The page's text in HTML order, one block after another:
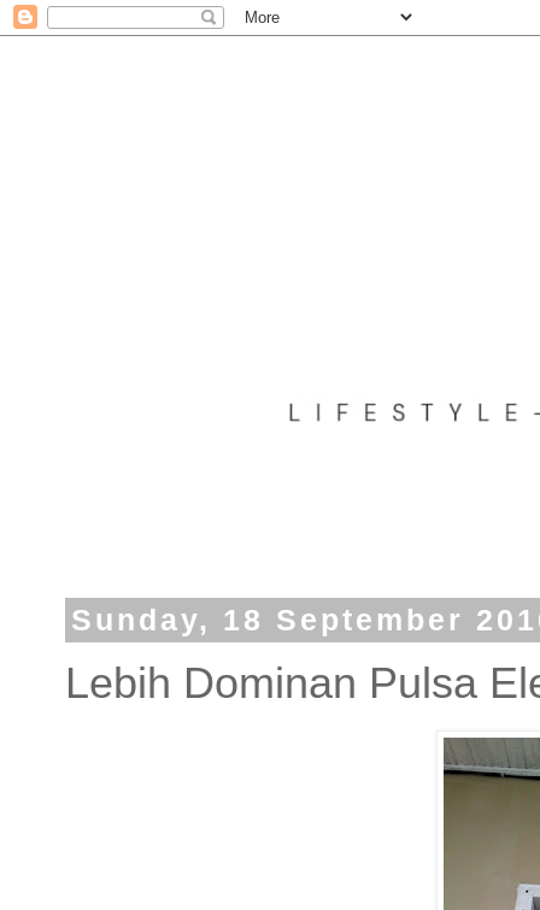
Sunday, 18 September
Lebih Dominan Pulsa